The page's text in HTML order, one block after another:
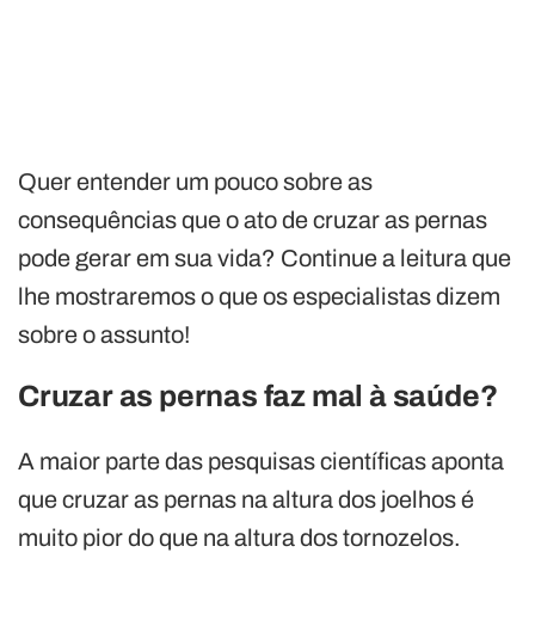
Quer entender um pouco sobre as
consequências que o ato de cruzar as pernas
pode gerar em sua vida? Continue a leitura que
lhe mostraremos o que os especialistas dizem
sobre o assunto!
Cruzar as pernas faz mal à saúde?
A maior parte das pesquisas científicas aponta
que cruzar as pernas na altura dos joelhos é
muito pior do que na altura dos tornozelos.